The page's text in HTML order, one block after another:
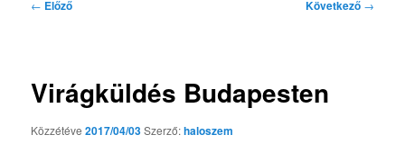
← Előző Következő →
Virágküldés Budapesten
Közzétéve2017/04/03Szerző:haloszem